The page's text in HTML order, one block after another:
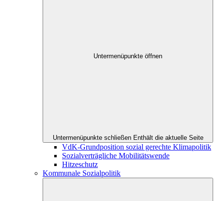
Untermenüpunkte öffnen
Untermenüpunkte schließen Enthält die aktuelle Seite
VdK-Grundposition sozial gerechte Klimapolitik
Sozialverträgliche Mobilitätswende
Hitzeschutz
Kommunale Sozialpolitik